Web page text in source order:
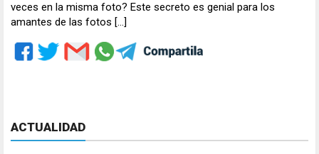
veces en la misma foto? Este secreto es genial para los
amantes de las fotos […]
ACTUALIDAD